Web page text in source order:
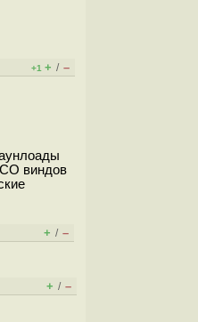
+1 + / –
виндов
+ / –
+ / –